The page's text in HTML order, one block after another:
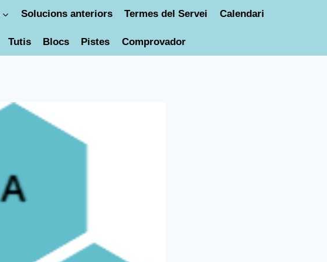
Solucions anteriors Termes del Servei Calendari
Tutis Blocs Pistes Comprovador